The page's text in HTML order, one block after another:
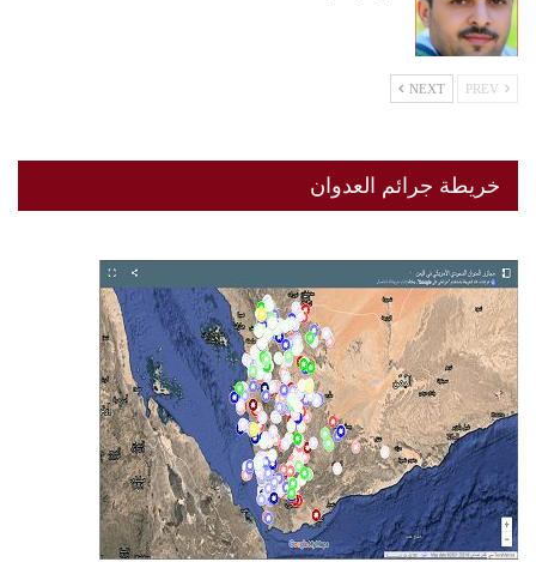
NEXT
خريطة جرائم العدوان